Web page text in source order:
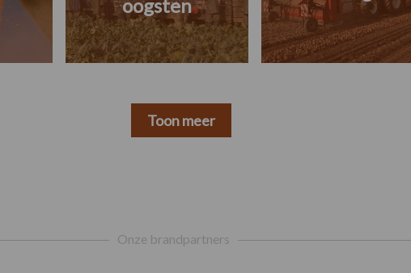
oogsten
Toon meer
Onze brandpartners